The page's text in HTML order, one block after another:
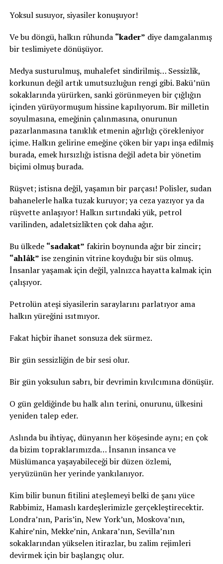
Yoksul susuyor, siyasiler konuşuyor!
Ve bu döngü, halkın rûhunda “kader” diye damgalanmış
bir teslimiyete dönüşüyor.
Medya susturulmuş, muhalefet sindirilmiş… Sessizlik,
korkunun değil artık umutsuzluğun rengi gibi. Bakü’nün
sokaklarında yürürken, sanki görünmeyen bir çığlığın
içinden yürüyormuşum hissine kapılıyorum. Bir milletin
soyulmasına, emeğinin çalınmasına, onurunun
pazarlanmasına tanıklık etmenin ağırlığı çörekleniyor
içime. Halkın gelirine emeğine çöken bir yapı inşa edilmiş
burada, emek hırsızlığı istisna değil adeta bir yönetim
biçimi olmuş burada.
Rüşvet; istisna değil, yaşamın bir parçası! Polisler, sudan
bahanelerle halka tuzak kuruyor; ya ceza yazıyor ya da
rüşvette anlaşıyor! Halkın sırtındaki yük, petrol
varilinden, adaletsizlikten çok daha ağır.
Bu ülkede “sadakat” fakirin boynunda ağır bir zincir;
“ahlâk” ise zenginin vitrine koyduğu bir süs olmuş.
İnsanlar yaşamak için değil, yalnızca hayatta kalmak için
çalışıyor.
Petrolün ateşi siyasilerin saraylarını parlatıyor ama
halkın yüreğini ısıtmıyor.
Fakat hiçbir ihanet sonsuza dek sürmez.
Bir gün sessizliğin de bir sesi olur.
Bir gün yoksulun sabrı, bir devrimin kıvılcımına dönüşür.
O gün geldiğinde bu halk alın terini, onurunu, ülkesini
yeniden talep eder.
Aslında bu ihtiyaç, dünyanın her köşesinde aynı; en çok
da bizim topraklarımızda… İnsanın insanca ve
Müslümanca yaşayabileceği bir düzen özlemi,
yeryüzünün her yerinde yankılanıyor.
Kim bilir bunun fitilini ateşlemeyi belki de şanı yüce
Rabbimiz, Hamaslı kardeşlerimizle gerçekleştirecektir.
Londra’nın, Paris’in, New York’un, Moskova’nın,
Kahire’nin, Mekke’nin, Ankara’nın, Sevilla’nın
sokaklarından yükselen itirazlar, bu zalim rejimleri
devirmek için bir başlangıç olur.